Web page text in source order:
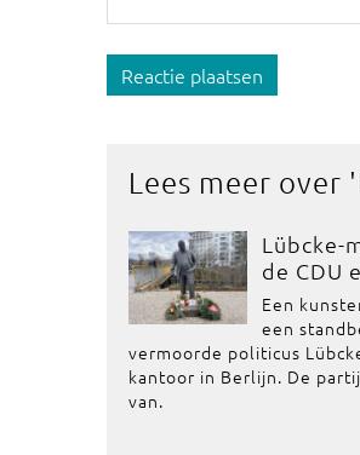
Reactie plaatsen
Lees meer over '
Lübcke-
de CDU
Een
een
vermoorde politicus
kantoor in Berlijn. De
van.